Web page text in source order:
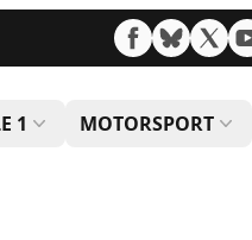
1 MOTORSPORT